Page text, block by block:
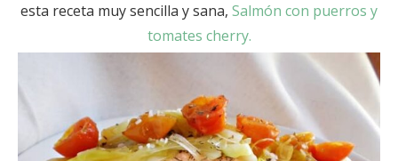
esta receta muy sencilla y sana, Salmón con puerros y
tomates cherry.